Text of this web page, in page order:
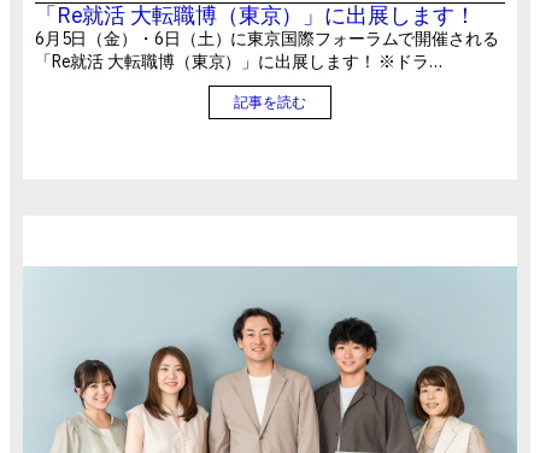
「Re就活 大転職博（東京）」に出展します！
6月5日（金）・6日（土）に東京国際フォーラムで開催される
「Re就活 大転職博（東京）」に出展します！ ※ドラ…
記事を読む